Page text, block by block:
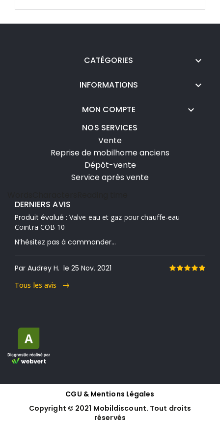
CATÉGORIES 
INFORMATIONS 
MON COMPTE 
NOS SERVICES
Vente
Reprise de mobilhome anciens
Dépôt-vente
Service après vente
DERNIERS AVIS
Produit évalué : Valve eau et gaz pour chauffe-eau
Cointra COB 10
N’hésitez pas à commander...
Par Audrey H. le 25 Nov. 2021
Tous les avis
CGU & Mentions Légales
Copyright © 2021 Mobildiscount. Tout droits
réservés